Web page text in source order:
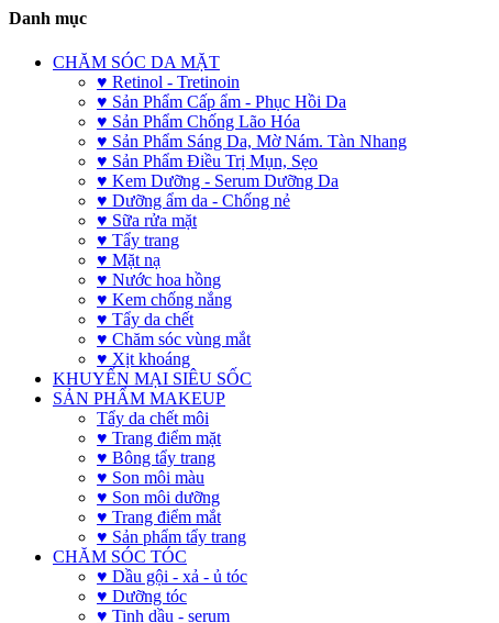
Danh mục
CHĂM SÓC DA MẶT
♥ Retinol - Tretinoin
♥ Sản Phẩm Cấp ẩm - Phục Hồi Da
♥ Sản Phẩm Chống Lão Hóa
♥ Sản Phẩm Sáng Da, Mờ Nám. Tàn Nhang
♥ Sản Phẩm Điều Trị Mụn, Sẹo
♥ Kem Dưỡng - Serum Dưỡng Da
♥ Dưỡng ẩm da - Chống nẻ
♥ Sữa rửa mặt
♥ Tẩy trang
♥ Mặt nạ
♥ Nước hoa hồng
♥ Kem chống nắng
♥ Tẩy da chết
♥ Chăm sóc vùng mắt
♥ Xịt khoáng
KHUYẾN MẠI SIÊU SỐC
SẢN PHẨM MAKEUP
Tẩy da chết môi
♥ Trang điểm mặt
♥ Bông tẩy trang
♥ Son môi màu
♥ Son môi dưỡng
♥ Trang điểm mắt
♥ Sản phẩm tẩy trang
CHĂM SÓC TÓC
♥ Dầu gội - xả - ủ tóc
♥ Dưỡng tóc
♥ Tinh dầu - serum